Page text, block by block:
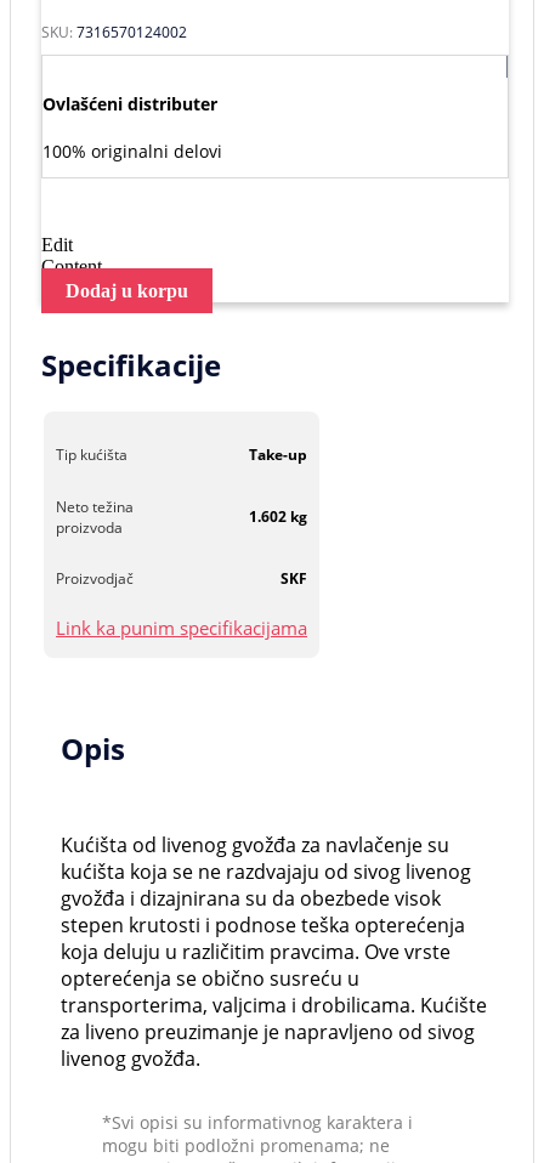
SKU:7316570124002
Ovlašćeni distributer
100% originalni delovi
Edit
Content
Dodaj u korpu
Specifikacije
Tip kućišta Take-up
Neto težina
proizvoda
1.602 kg
Proizvodjač SKF
Link ka punim specifikacijama
Opis
Kućišta od livenog gvožđa za navlačenje su
kućišta koja se ne razdvajaju od sivog livenog
gvožđa i dizajnirana su da obezbede visok
stepen krutosti i podnose teška opterećenja
koja deluju u različitim pravcima. Ove vrste
opterećenja se obično susreću u
transporterima, valjcima i drobilicama. Kućište
za liveno preuzimanje je napravljeno od sivog
livenog gvožđa.
*Svi opisi su informativnog karaktera i
mogu biti podložni promenama; ne